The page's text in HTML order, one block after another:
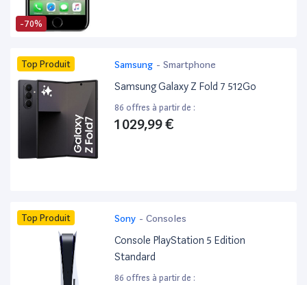
-70%
Top Produit Samsung - Smartphone
Samsung Galaxy Z Fold 7 512Go
86 offres à partir de :
1 029,99 €
Top Produit Sony - Consoles
Console PlayStation 5 Edition
Standard
86 offres à partir de :